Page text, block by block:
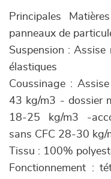
Principales
panneaux de
Suspension :
élastiques
Coussinage :
43 kg/m3 - dossier
18-25 kg/m3 -
sans CFC 28-30 kg/
Tissu : 100%
Fonctionnement :